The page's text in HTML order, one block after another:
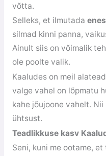
võtta.
Selleks, et ilmutada
silmad kinni panna,
Ainult siis on võimalik
ole poolte valik.
Kaaludes on meil
valge vahel on lõpmatu
kahe jõujoone vahelt.
ühtsust.
Teadlikkuse kasv
Seni, kuni me ootame,